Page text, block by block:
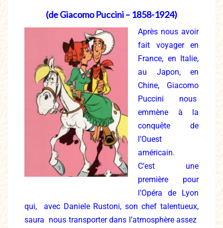
(de Giacomo Puccini – 1858-1924)
Après nous avoir
fait voyager en
France, en Italie,
au Japon, en
Chine, Giacomo
Puccini nous
emmène à la
conquête de
l’Ouest
américain.
C’est une
première pour
l’Opéra de Lyon
qui, avec Daniele Rustoni, son chef talentueux,
saura nous transporter dans l’atmosphère assez